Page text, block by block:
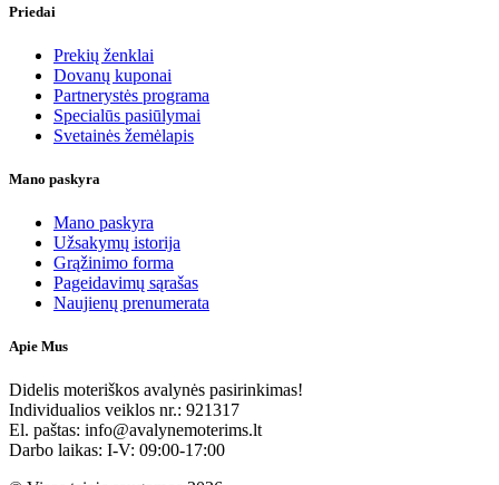
Priedai
Prekių ženklai
Dovanų kuponai
Partnerystės programa
Specialūs pasiūlymai
Svetainės žemėlapis
Mano paskyra
Mano paskyra
Užsakymų istorija
Grąžinimo forma
Pageidavimų sąrašas
Naujienų prenumerata
Apie Mus
Didelis moteriškos avalynės pasirinkimas!
Individualios veiklos nr.: 921317
El. paštas: info@avalynemoterims.lt
Darbo laikas: I-V: 09:00-17:00